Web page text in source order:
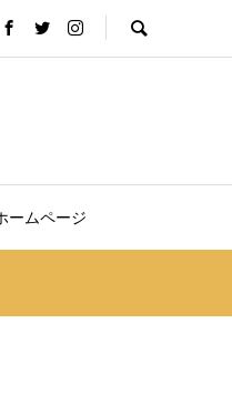
ームページ